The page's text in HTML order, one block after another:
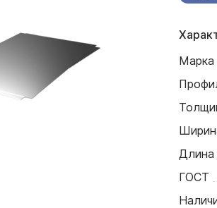
Марка
Длина
ГОСТ